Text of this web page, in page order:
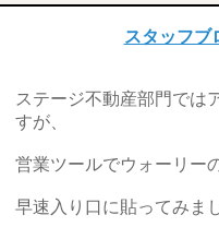
スタッフブ
ステージ不動産部門では
すが、
営業ツールでウォーリー
早速入り口に貼ってみま